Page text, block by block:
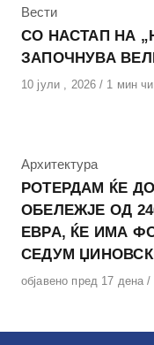
КАтегорија
Вести
СО НАСТАП НА
ЗАПОЧНУВА
Објавено
10 јули , 2026 1 мин
КАтегорија
Архитектура
РОТЕРДАМ ЌЕ
ОБЕЛЕЖЈЕ ОД
ЕВРА, ЌЕ ИМА
СЕДУМ
Објавено
објавено пред 17 дена